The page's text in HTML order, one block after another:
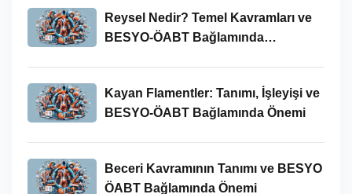
Reysel Nedir? Temel Kavramları ve
BESYO-ÖABT Bağlamında
Kayan Flamentler: Tanımı, İşleyişi ve
BESYO-ÖABT Bağlamında Önemi
Beceri Kavramının Tanımı ve BESYO
ÖABT Bağlamında Önemi